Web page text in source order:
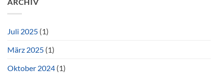
Juli 2025 (1)
März 2025 (1)
Oktober 2024 (1)